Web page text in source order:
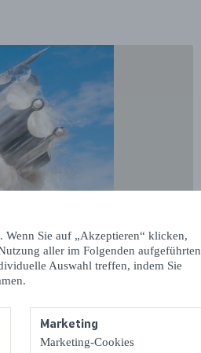
Wenn Sie auf „Akzeptieren“ klicken,
aller im Folgenden aufgeführten
Auswahl treffen, indem Sie
Marketing
Marketing-Cookies